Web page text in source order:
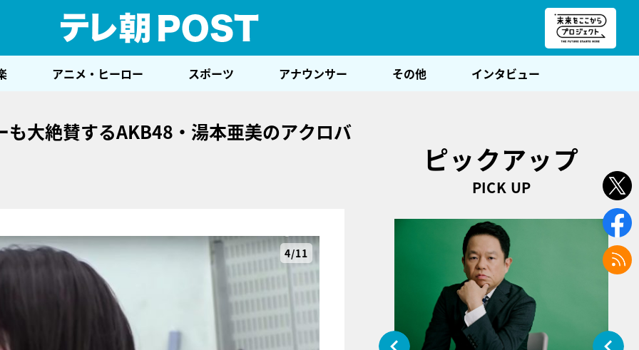
アニメ・ヒーロー スポーツ アナウンサー その他 インタビュー
大絶賛するAKB48・湯本亜美のアクロバ
4/11
ピックアップ
PICK UP